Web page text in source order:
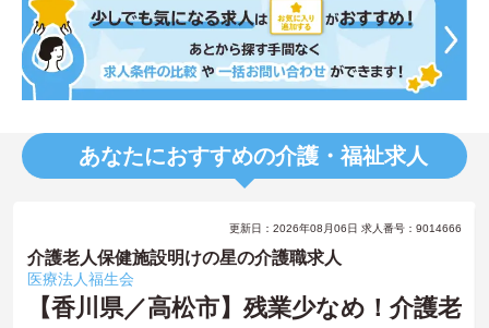
あなたにおすすめの介護・福祉求人
更新日：2026年08月06日 求人番号：9014666
介護老人保健施設明けの星の介護職求人
医療法人福生会
【香川県／高松市】残業少なめ！介護老